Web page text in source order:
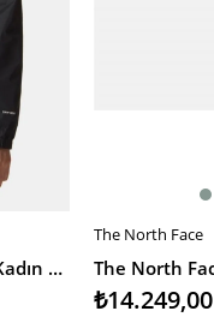
The North Face Antora Jacket Kadın Mont
SEPETE EKLE
The North Face
₺14.249,00